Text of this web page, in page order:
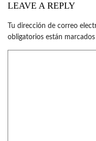
LEAVE A REPLY
Tu dirección de correo
obligatorios están